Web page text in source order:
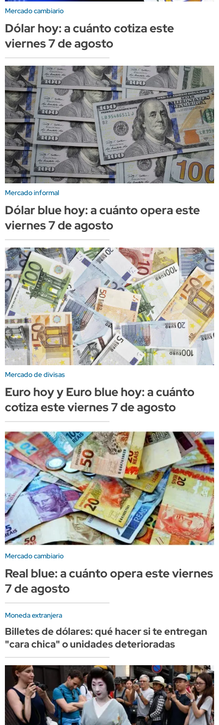
Mercado cambiario
Dólar hoy: a cuánto cotiza este
viernes 7 de agosto
Mercado informal
Dólar blue hoy: a cuánto opera este
viernes 7 de agosto
Mercado de divisas
Euro hoy y Euro blue hoy: a cuánto
cotiza este viernes 7 de agosto
Mercado cambiario
Real blue: a cuánto opera este viernes
7 de agosto
Moneda extranjera
Billetes de dólares: qué hacer si te entregan
"cara chica" o unidades deterioradas